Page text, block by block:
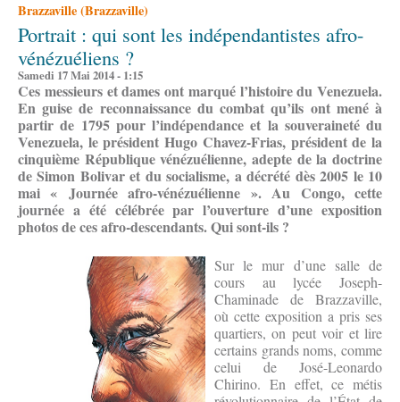
Brazzaville (Brazzaville)
Portrait : qui sont les indépendantistes afro-
vénézuéliens ?
Samedi 17 Mai 2014 - 1:15
Ces messieurs et dames ont marqué l’histoire du Venezuela.
En guise de reconnaissance du combat qu’ils ont mené à
partir de 1795 pour l’indépendance et la souveraineté du
Venezuela, le président Hugo Chavez-Frias, président de la
cinquième République vénézuélienne, adepte de la doctrine
de Simon Bolivar et du socialisme, a décrété dès 2005 le 10
mai « Journée afro-vénézuélienne ». Au Congo, cette
journée a été célébrée par l’ouverture d’une exposition
photos de ces afro-descendants. Qui sont-ils ?
Sur le mur d’une salle de
cours au lycée Joseph-
Chaminade de Brazzaville,
où cette exposition a pris ses
quartiers, on peut voir et lire
certains grands noms, comme
celui de José-Leonardo
Chirino. En effet, ce métis